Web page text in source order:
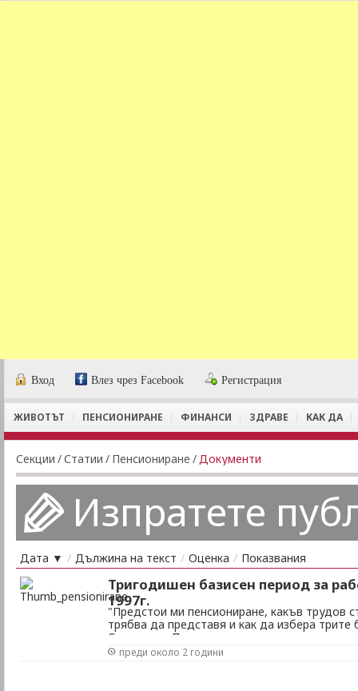
Вход Влез чрез Facebook Регистрация
ЖИВОТЪТ ПЕНСИОНИРАНЕ ФИНАНСИ ЗДРАВЕ КАК ДА
Секции /Статии / Пенсиониране /Документи
Изпратете
Дата ▼ / Дължина на текст / Оценка / Показвания
Тригодишен базисен период за
1997г.
"Предстои ми пенсиониране, какъв трудов
трябва да представя и как да избера трите
Станкулов, Плевен
преди около 2 години